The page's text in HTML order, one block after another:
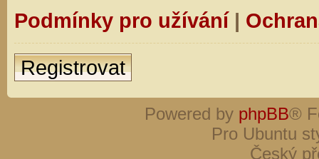
Podmínky pro užívání|
Registrovat
Powered by phpBB®
Pro Ubuntu
Český